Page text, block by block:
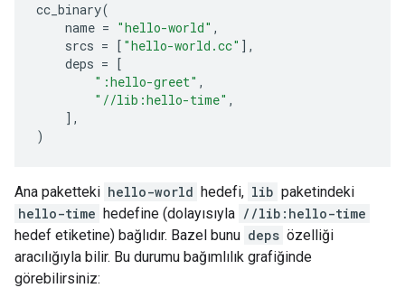
cc_binary(
name = "hello-world" ,
srcs = [ "hello-world.cc" ],
deps = [
":hello-greet" ,
"//lib:hello-time" ,
],
)
Ana paketteki hello-world hedefi, lib paketindeki
hello-time hedefine (dolayısıyla //lib:hello-time
hedef etiketine) bağlıdır. Bazel bunu deps özelliği
aracılığıyla bilir. Bu durumu bağımlılık grafiğinde
görebilirsiniz: